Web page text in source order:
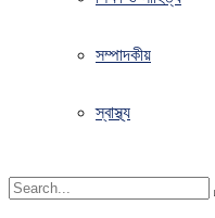
সম্পাদকীয়
স্বাস্থ্য